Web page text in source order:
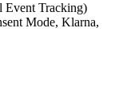
Event Tracking)
Mode, Klarna,